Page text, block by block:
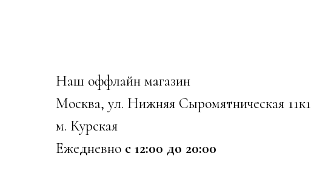
Наш оффлайн магазин
Москва, ул. Нижняя Сыромятническая 11к1
м. Курская
Ежедневно с 12:00 до 20:00